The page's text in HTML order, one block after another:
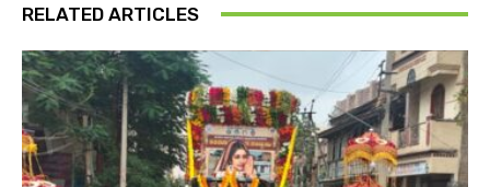
RELATED ARTICLES